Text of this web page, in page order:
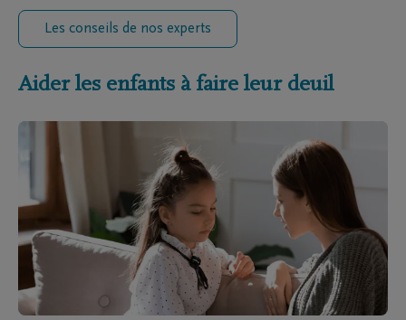
Les conseils de nos experts
Aider les enfants à faire leur deuil